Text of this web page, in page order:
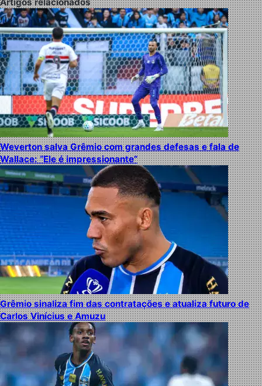
Weverton salva Grêmio com grandes defesas e fala de
Wallace: “Ele é impressionante”
Grêmio sinaliza fim das contratações e atualiza futuro de
Carlos Vinícius e Amuzu